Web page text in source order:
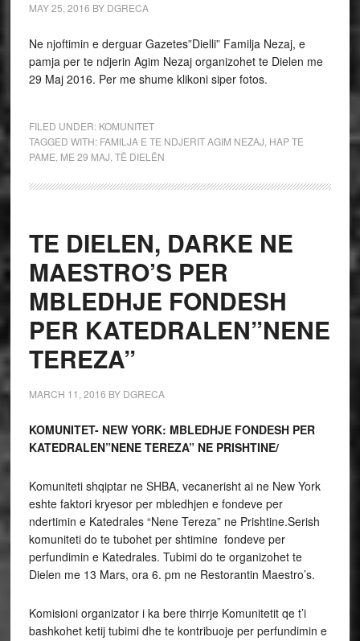
MAY 25, 2016 BY DGRECA
Ne njoftimin e derguar Gazetes”Dielli” Familja Nezaj, e
pamja per te ndjerin Agim Nezaj organizohet te Dielen me
29 Maj 2016. Per me shume klikoni siper fotos.
FILED UNDER: KOMUNITET
TAGGED WITH: FAMILJA E TE NDJERIT AGIM NEZAJ HAP TE
PAME ME 29 MAJ TË DIELËN
TE DIELEN, DARKE NE
MAESTRO’S PER
MBLEDHJE FONDESH
PER KATEDRALEN”NENE
TEREZA”
MARCH 11, 2016 BY DGRECA
KOMUNITET- NEW YORK: MBLEDHJE FONDESH PER
KATEDRALEN”NENE TEREZA” NE PRISHTINE/
Komuniteti shqiptar ne SHBA, vecanerisht ai ne New York
eshte faktori kryesor per mbledhjen e fondeve per
ndertimin e Katedrales “Nene Tereza” ne Prishtine.Serish
komuniteti do te tubohet per shtimine fondeve per
perfundimin e Katedrales. Tubimi do te organizohet te
Dielen me 13 Mars, ora 6. pm ne Restorantin Maestro’s.
Komisioni organizator i ka bere thirrje Komunitetit qe t’i
bashkohet ketij tubimi dhe te kontribuoje per perfundimin e